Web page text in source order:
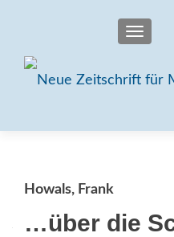
Howals, Frank
…über die